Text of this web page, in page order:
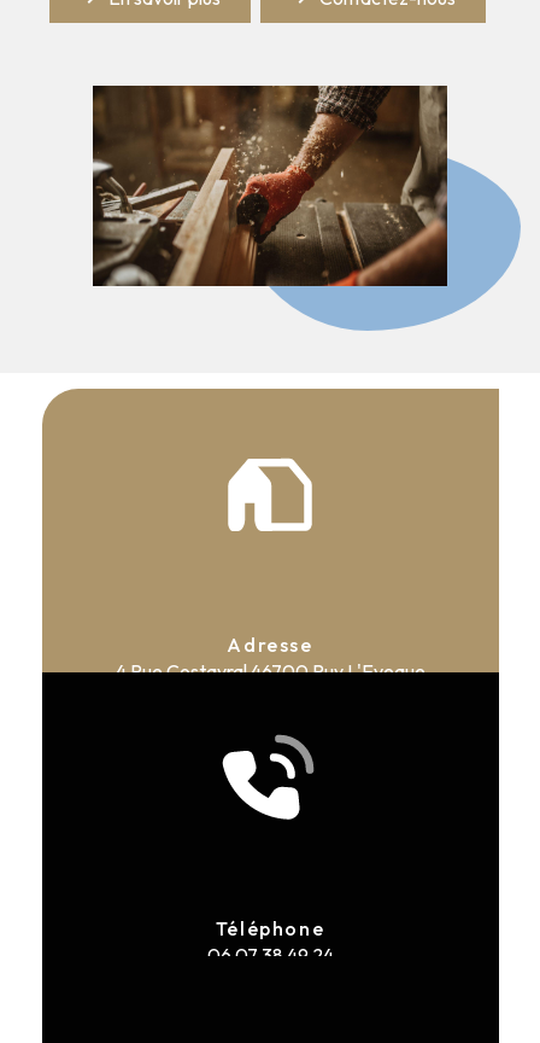
Adresse
4 Rue Costayral46700 Puy L'Eveque
Téléphone
06 07 38 49 24